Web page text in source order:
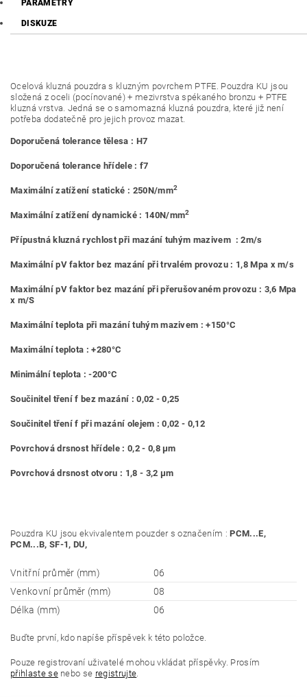
PARAMETRY
DISKUZE
Ocelová kluzná pouzdra s kluzným povrchem PTFE. Pouzdra KU jsou
složená z oceli (pocínované) + mezivrstva spékaného bronzu + PTFE
kluzná vrstva. Jedná se o samomazná kluzná pouzdra, které již není
potřeba dodatečně pro jejich provoz mazat.
Doporučená tolerance tělesa : H7
Doporučená tolerance hřídele : f7
Maximální zatížení statické : 250N/mm2
Maximální zatížení dynamické : 140N/mm2
Přípustná kluzná rychlost při mazání tuhým mazivem : 2m/s
Maximální pV faktor bez mazání při trvalém provozu : 1,8 Mpa x m/s
Maximální pV faktor bez mazání při přerušovaném provozu : 3,6 Mpa
x m/S
Maximální teplota při mazání tuhým mazivem : +150°C
Maximální teplota : +280°C
Minimální teplota : -200°C
Součinitel tření f bez mazání : 0,02 - 0,25
Součinitel tření f při mazání olejem : 0,02 - 0,12
Povrchová drsnost hřídele : 0,2 - 0,8 μm
Povrchová drsnost otvoru : 1,8 - 3,2 μm
Pouzdra KU jsou ekvivalentem pouzder s označením :PCM...E,
PCM...B, SF-1, DU,
Vnitřní průměr (mm)
06
Venkovní průměr (mm)
08
Délka (mm)
06
Buďte první, kdo napíše příspěvek k této položce.
Pouze registrovaní uživatelé mohou vkládat příspěvky. Prosím
přihlaste senebo se registrujte.